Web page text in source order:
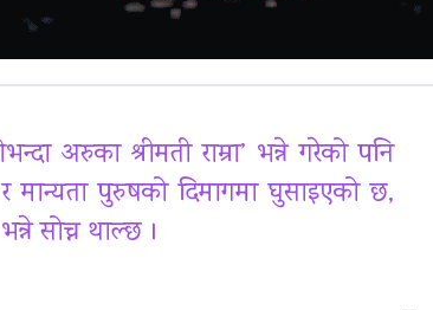
अरुका श्रीमती राम्रा’ भन्ने गरेको पनि
पुरुषको दिमागमा घुसाइएको छ,
सोच्न थाल्छ ।